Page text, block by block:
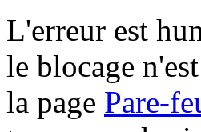
L'erreur est
le blocage
la page Pare-